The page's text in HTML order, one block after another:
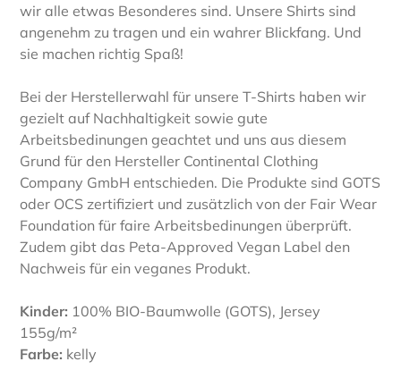
wir alle etwas Besonderes sind. Unsere Shirts sind
angenehm zu tragen und ein wahrer Blickfang. Und
sie machen richtig Spaß!
Bei der Herstellerwahl für unsere T-Shirts haben wir
gezielt auf Nachhaltigkeit sowie gute
Arbeitsbedinungen geachtet und uns aus diesem
Grund für den Hersteller Continental Clothing
Company GmbH entschieden. Die Produkte sind GOTS
oder OCS zertifiziert und zusätzlich von der Fair Wear
Foundation für faire Arbeitsbedinungen überprüft.
Zudem gibt das Peta-Approved Vegan Label den
Nachweis für ein veganes Produkt.
Kinder: 100% BIO-Baumwolle (GOTS), Jersey
155g/m²
Farbe: kelly